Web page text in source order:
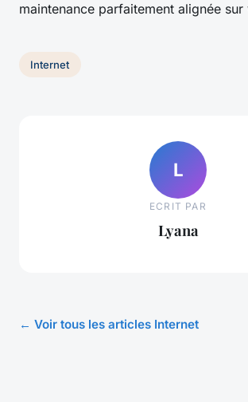
maintenance parfaitement alignée sur
Internet
L
ECRIT PAR
Lyana
← Voir tous les articles Internet